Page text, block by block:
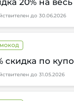
20% на
до 30.06.2026
скидка по
до 31.05.2026